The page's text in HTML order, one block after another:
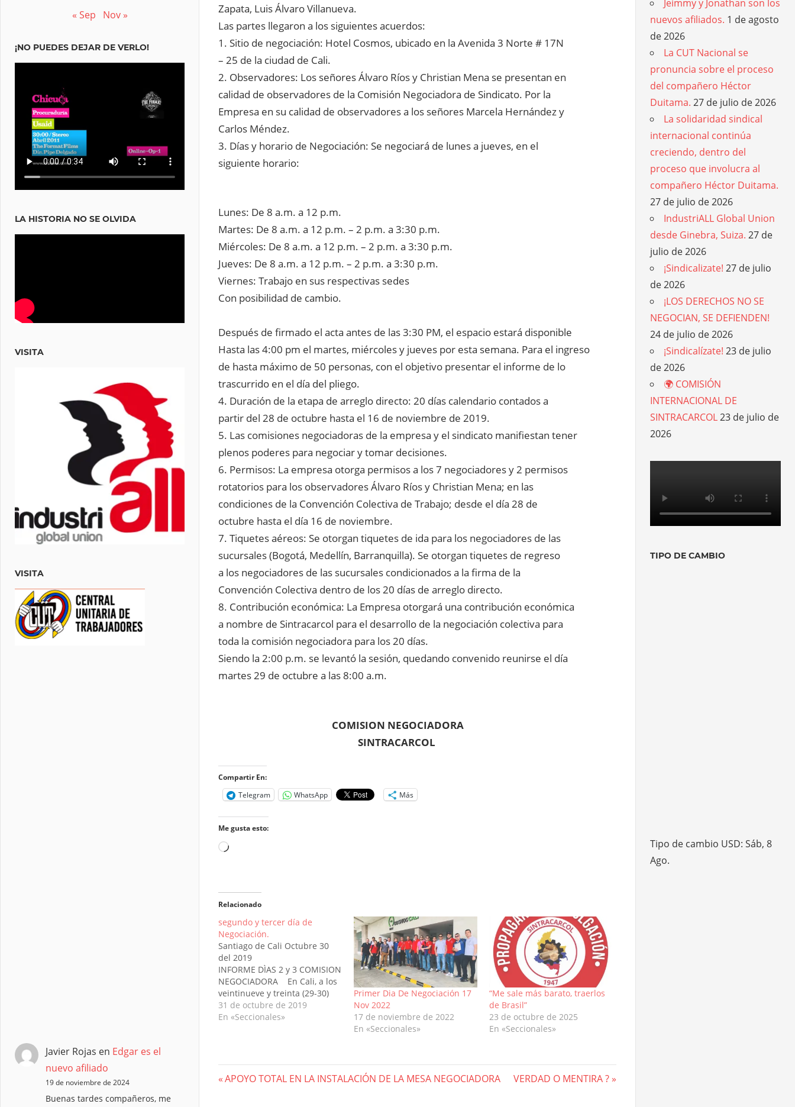
Zapata, Luis Álvaro Villanueva.
Las partes llegaron a los siguientes acuerdos:
1. Sitio de negociación: Hotel Cosmos, ubicado en la Avenida 3 Norte # 17N
– 25 de la ciudad de Cali.
2. Observadores: Los señores Álvaro Ríos y Christian Mena se presentan en
calidad de observadores de la Comisión Negociadora de Sindicato. Por la
Empresa en su calidad de observadores a los señores Marcela Hernández y
Carlos Méndez.
3. Días y horario de Negociación: Se negociará de lunes a jueves, en el
siguiente horario:
Lunes: De 8 a.m. a 12 p.m.
Martes: De 8 a.m. a 12 p.m. – 2 p.m. a 3:30 p.m.
Miércoles: De 8 a.m. a 12 p.m. – 2 p.m. a 3:30 p.m.
Jueves: De 8 a.m. a 12 p.m. – 2 p.m. a 3:30 p.m.
Viernes: Trabajo en sus respectivas sedes
Con posibilidad de cambio.
Después de firmado el acta antes de las 3:30 PM, el espacio estará disponible
Hasta las 4:00 pm el martes, miércoles y jueves por esta semana. Para el ingreso
de hasta máximo de 50 personas, con el objetivo presentar el informe de lo
trascurrido en el día del pliego.
4. Duración de la etapa de arreglo directo: 20 días calendario contados a
partir del 28 de octubre hasta el 16 de noviembre de 2019.
5. Las comisiones negociadoras de la empresa y el sindicato manifiestan tener
plenos poderes para negociar y tomar decisiones.
6. Permisos: La empresa otorga permisos a los 7 negociadores y 2 permisos
rotatorios para los observadores Álvaro Ríos y Christian Mena; en las
condiciones de la Convención Colectiva de Trabajo; desde el día 28 de
octubre hasta el día 16 de noviembre.
7. Tiquetes aéreos: Se otorgan tiquetes de ida para los negociadores de las
sucursales (Bogotá, Medellín, Barranquilla). Se otorgan tiquetes de regreso
a los negociadores de las sucursales condicionados a la firma de la
Convención Colectiva dentro de los 20 días de arreglo directo.
8. Contribución económica: La Empresa otorgará una contribución económica
a nombre de Sintracarcol para el desarrollo de la negociación colectiva para
toda la comisión negociadora para los 20 días.
Siendo la 2:00 p.m. se levantó la sesión, quedando convenido reunirse el día
martes 29 de octubre a las 8:00 a.m.
COMISION NEGOCIADORA
SINTRACARCOL
Compartir En:
Telegram
WhatsApp Más
Me gusta esto:
Cargando...
Relacionado
segundo y tercer día de
Negociación.
Santiago de Cali Octubre 30
del 2019
INFORME DÌAS 2 y 3 COMISION
NEGOCIADORA En Cali, a los
veintinueve y treinta (29-30)
días del mes de Octubre de
2.019, siendo las…
31 de octubre de 2019
En «Seccionales»
Primer Dia De Negociación 17
Nov 2022
17 de noviembre de 2022
En «Seccionales»
“Me sale más barato, traerlos
de Brasil”
23 de octubre de 2025
En «Seccionales»
Navegación
Previous
APOYO TOTAL EN LA INSTALACIÓN DE LA MESA NEGOCIADORA
Next
VERDAD O MENTIRA ?
« Sep Nov »
¡NO PUEDES DEJAR DE VERLO!
LA HISTORIA NO SE OLVIDA
VISITA
VISITA
Javier Rojas en Edgar es el
nuevo afiliado
19 de noviembre de 2024
Buenas tardes compañeros, me
Jeimmy y Jonathan son los
nuevos afiliados. 1 de agosto
de 2026
La CUT Nacional se
pronuncia sobre el proceso
del compañero Héctor
Duitama. 27 de julio de 2026
La solidaridad sindical
internacional continúa
creciendo, dentro del
proceso que involucra al
compañero Héctor Duitama.
27 de julio de 2026
IndustriALL Global Union
desde Ginebra, Suiza. 27 de
julio de 2026
¡Sindicalizate! 27 de julio
de 2026
¡LOS DERECHOS NO SE
NEGOCIAN, SE DEFIENDEN!
24 de julio de 2026
¡Sindicalízate! 23 de julio
de 2026
🌍 COMISIÓN
INTERNACIONAL DE
SINTRACARCOL23 de julio de
2026
TIPO DE CAMBIO
Tipo de cambio USD: Sáb, 8
Ago.